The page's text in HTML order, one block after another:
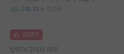
0 13 5209
김GPT
탑티어 2저자 의미